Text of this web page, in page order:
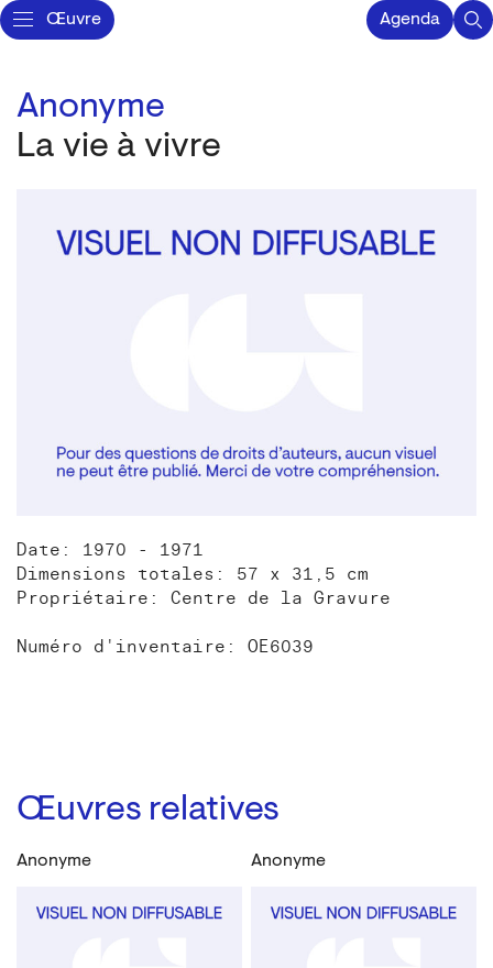
Œuvre Agenda
Anonyme
La vie à vivre
Date: 1970 - 1971
Dimensions totales: 57 x 31,5 cm
Propriétaire: Centre de la Gravure
Numéro d'inventaire: OE6039
Œuvres relatives
Anonyme Anonyme